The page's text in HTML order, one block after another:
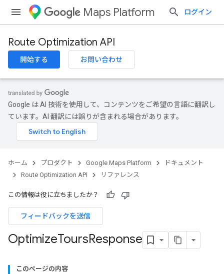
Maps Platform ログイン
Route Optimization API
開始する お問い合わせ
Google は AI 技術を使用して、コンテンツをご希望の言語に翻訳し
ています。AI 翻訳には誤りが含まれる場合があります。
ホーム プロダクト Google Maps Platform
ドキュメント
Route Optimization API
リファレンス
この情報は役に立ちましたか？
フィードバックを送信
OptimizeToursResponse
このページの内容